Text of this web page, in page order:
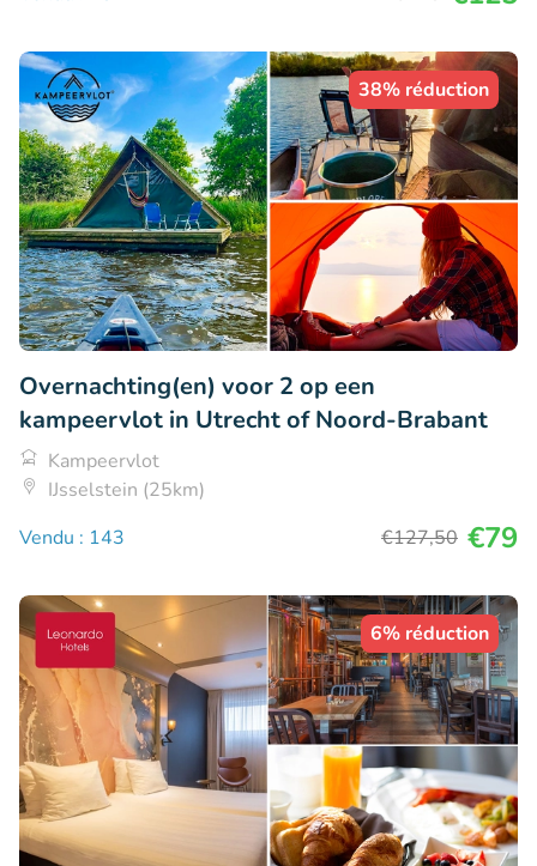
38% réduction
Overnachting(en) voor 2 op een
kampeervlot in Utrecht of Noord-Brabant
Kampeervlot
IJsselstein (25km)
Vendu : 143
€127,50 €79
6% réduction